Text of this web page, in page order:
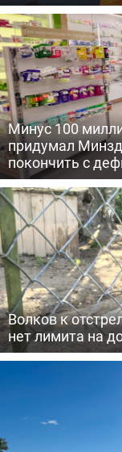
Минус 100
придумал
покончить с
Волков к
нет лимита на